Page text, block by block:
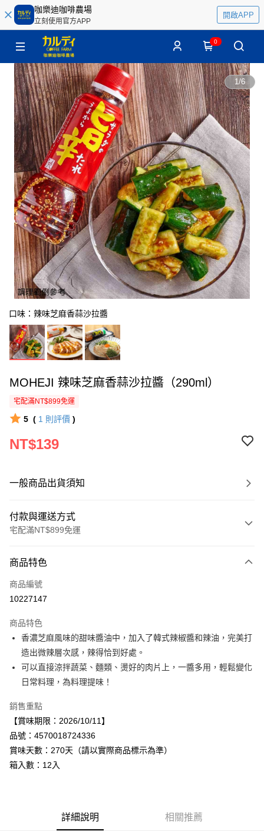
咖樂迪咖啡農場
立刻使用官方APP
開啟APP
0
1/6
口味：辣味芝麻香蒜沙拉醬
MOHEJI 辣味芝麻香蒜沙拉醬（290ml）
宅配滿NT$899免運
5 ( 1 則評價 )
NT$139
一般商品出貨須知
付款與運送方式
宅配滿NT$899免運
信用卡一次付款
LINE Pay
街口支付
悠遊付
Google Pay
全盈+PAY
AFTEE先享後付
相關說明
【關於「AFTEE先享後付」】
AFTEE先享後付是「在收到商品之後才付款」的支付方式。 讓您購物簡單
便利好安心！
【「AFTEE先享後付」結帳流程】
運送方式
商品特色
商品編號
10227147
商品特色
香濃芝麻風味的甜味醬油中，加入了韓式辣椒醬和辣油，完美打
造出微辣層次感，辣得恰到好處。
可以直接涼拌蔬菜、麵類、燙好的肉片上，一醬多用，輕鬆變化
日常料理，為料理提味！
銷售重點
【賞味期限：2026/10/11】
品號：4570018724336
賞味天數：270天（請以實際商品標示為準）
箱入數：12入
詳細說明 相關推薦